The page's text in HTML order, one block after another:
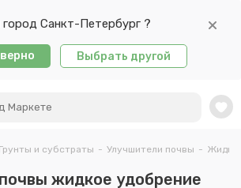
Санкт-Петербург ?
Выбрать другой
Грунты и субстраты - Улучшители почвы -
жидкое удобрение